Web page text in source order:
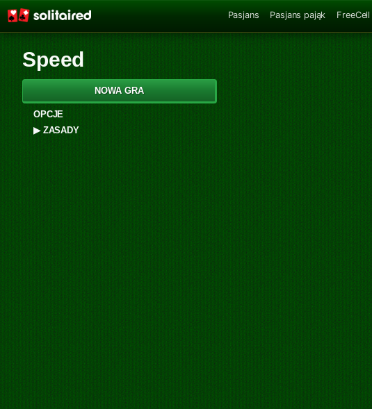
Pasjans Pasjans pająk FreeCell
Speed
NOWA GRA
OPCJE
▶ZASADY